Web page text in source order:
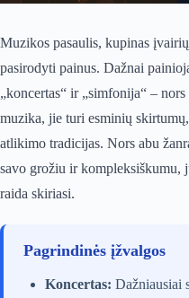
Muzikos pasaulis, kupinas
pasirodyti painus. Dažnai
„koncertas“ ir „simfonija“ –
muzika, jie turi esminių
atlikimo tradicijas. Nors abu
savo grožiu ir kompleksiškumu,
raida skiriasi.
Pagrindinės įžvalgos
Koncertas: Dažniausiai